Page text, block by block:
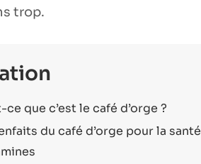
trop.
ce que c’est le café d’orge ?
du café d’orge pour la santé